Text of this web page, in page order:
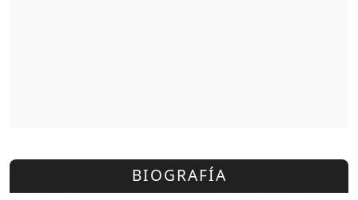
BIOGRAFÍA